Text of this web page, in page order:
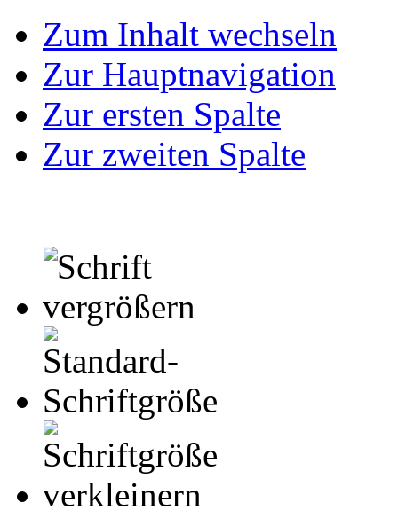
Zum Inhalt wechseln
Zur Hauptnavigation
Zur ersten Spalte
Zur zweiten Spalte